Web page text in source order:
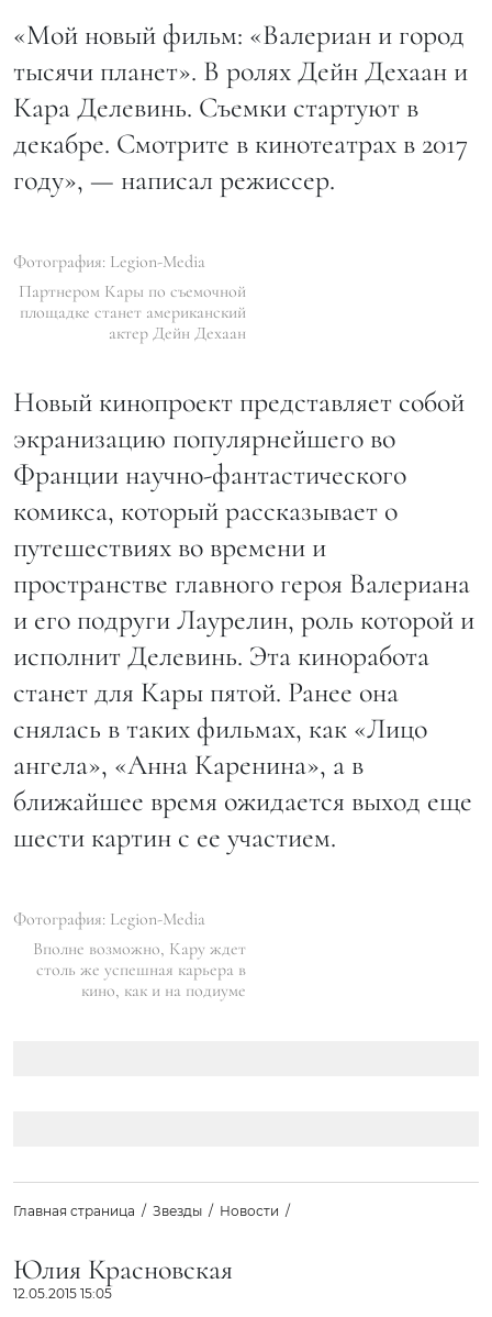
«Мой новый фильм: «Валериан и город
тысячи планет». В ролях Дейн Дехаан и
Кара Делевинь. Съемки стартуют в
декабре. Смотрите в кинотеатрах в 2017
году», — написал режиссер.
Фотография: Legion-Media
Партнером Кары по съемочной
площадке станет американский
актер Дейн Дехаан
Новый кинопроект представляет собой
экранизацию популярнейшего во
Франции научно-фантастического
комикса, который рассказывает о
путешествиях во времени и
пространстве главного героя Валериана
и его подруги Лаурелин, роль которой и
исполнит Делевинь. Эта киноработа
станет для Кары пятой. Ранее она
снялась в таких фильмах, как «Лицо
ангела», «Анна Каренина», а в
ближайшее время ожидается выход еще
шести картин с ее участием.
Фотография: Legion-Media
Вполне возможно, Кару ждет
столь же успешная карьера в
кино, как и на подиуме
Главная страница Звезды Новости
Юлия Красновская
12.05.2015 15:05